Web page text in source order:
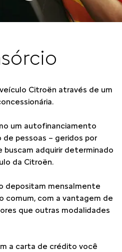
Citroën através de um
um autofinanciamento
pessoas – geridos por
buscam adquirir determinado
da Citroën.
depositam mensalmente
comum, com a vantagem de
que outras modalidades
a carta de crédito você